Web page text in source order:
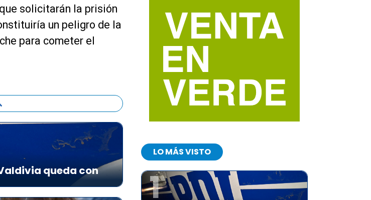
z
a
l
l
a
s
f
solicitarán la prisión
un peligro de la
para cometer el
queda con
LO MÁS VISTO
1